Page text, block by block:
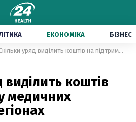
ЕКОНОМІКА БІЗНЕС
Скільки уряд виділить коштів на підтримку медичних закладів у регіонах
виділить коштів
медичних